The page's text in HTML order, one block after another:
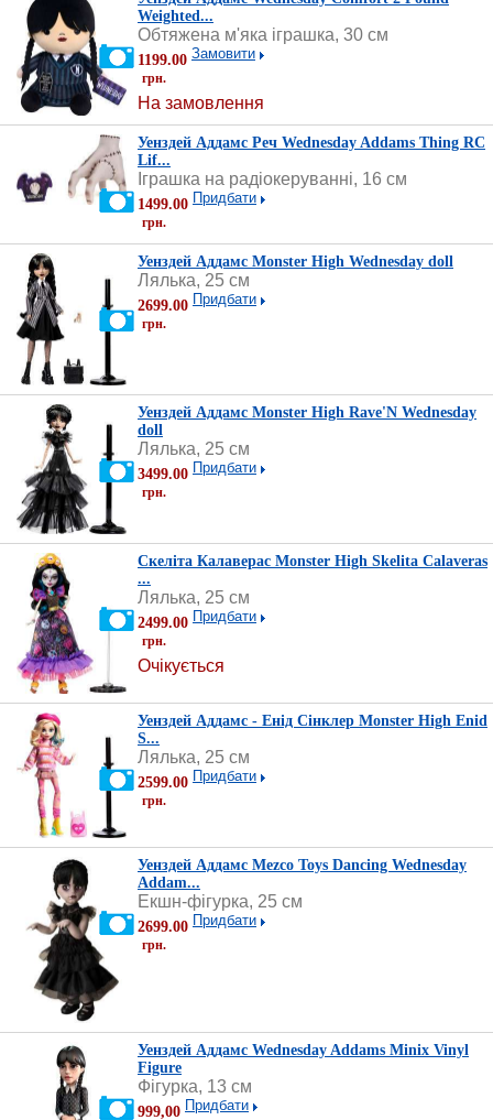
Weighted...
Обтяжена м'яка іграшка, 30 см
1199.00
грн.
Замовити
На замовлення
Уенздей Аддамс Реч Wednesday Addams Thing RC
Lif...
Іграшка на радіокеруванні, 16 см
1499.00
грн.
Придбати
Уенздей Аддамс Monster High Wednesday doll
Лялька, 25 см
2699.00
грн.
Придбати
Уенздей Аддамс Monster High Rave'N Wednesday
doll
Лялька, 25 см
3499.00
грн.
Придбати
Скеліта Калаверас Monster High Skelita Calaveras
...
Лялька, 25 см
2499.00
грн.
Придбати
Очікується
Уенздей Аддамс - Енід Сінклер Monster High Enid
S...
Лялька, 25 см
2599.00
грн.
Придбати
Уенздей Аддамс Mezco Toys Dancing Wednesday
Addam...
Екшн-фігурка, 25 см
2699.00
грн.
Придбати
Уенздей Аддамс Wednesday Addams Minix Vinyl
Figure
Фігурка, 13 см
999,00 Придбати